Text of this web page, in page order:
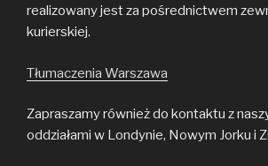
realizowany jest za pośrednictwem
kurierskiej.
Tłumaczenia Warszawa
Zapraszamy również do kontaktu z
oddziałami w Londynie, Nowym Jorku i